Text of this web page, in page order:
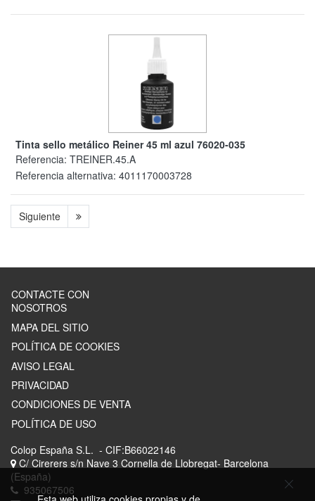
Tinta sello metálico Reiner 45 ml azul 76020-035
Referencia: TREINER.45.A
Referencia alternativa: 4011170003728
Siguiente
CONTACTE CON
NOSOTROS
MAPA DEL SITIO
POLÍTICA DE COOKIES
AVISO LEGAL
PRIVACIDAD
CONDICIONES DE VENTA
POLÍTICA DE USO
Colop España S.L. - CIF:B66022146
C/ Cirerers s/n Nave 3 Cornella de Llobregat- Barcelona
(España)
935067506